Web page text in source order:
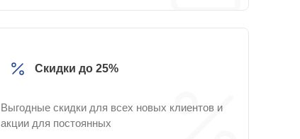
Скидки до 25%
Выгодные скидки для всех новых клиентов и
акции для постоянных